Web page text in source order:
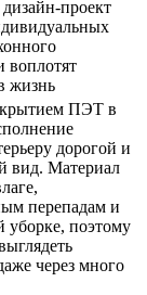
проект
воплотят
жизнь
ПЭТ в
дорогой и
вид. Материал
перепадам и
уборке, поэтому
через много